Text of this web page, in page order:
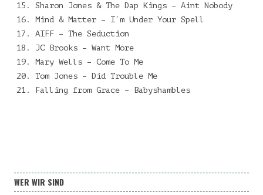
Sharon Jones & The Dap Kings – Aint Nobody
Mind & Matter – I´m Under Your Spell
AIFF – The Seduction
JC Brooks – Want More
Mary Wells – Come To Me
Tom Jones – Did Trouble Me
Falling from Grace – Babyshambles
WER WIR SIND